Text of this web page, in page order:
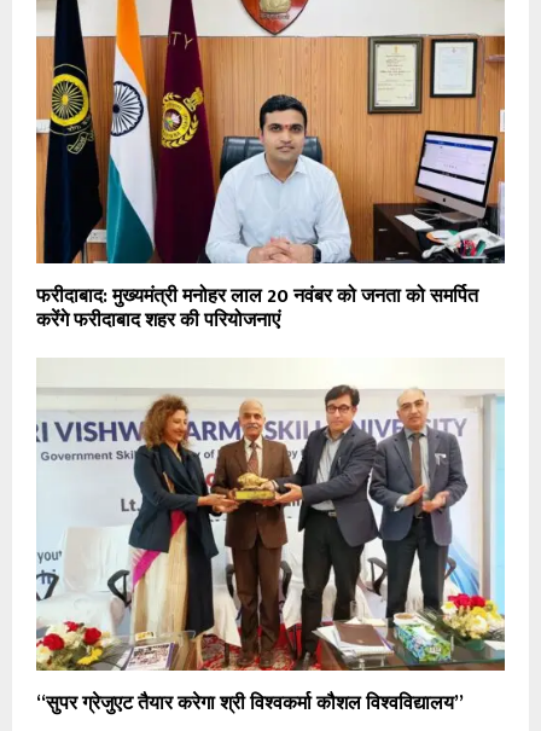
फरीदाबाद: मुख्यमंत्री मनोहर लाल 20 नवंबर को जनता को समर्पित
करेंगे फरीदाबाद शहर की परियोजनाएं
“सुपर ग्रेजुएट तैयार करेगा श्री विश्वकर्मा कौशल विश्वविद्यालय”